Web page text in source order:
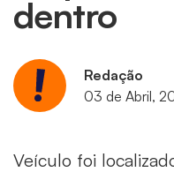
dentro
Redação
03 de Abril,
Veículo foi